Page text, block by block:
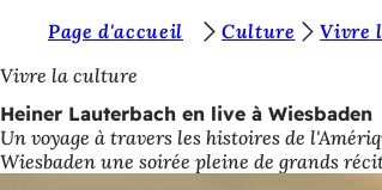
Accéder au contenu
o
u
s
Page d'accueil Culture Vivre
Vivre la culture
Heiner Lauterbach en live à Wiesbaden
Un voyage à travers les histoires de
Wiesbaden une soirée pleine de grands